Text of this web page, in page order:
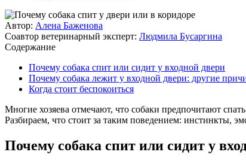
Автор: Алена Баженова
Соавтор ветеринарный эксперт: Людмила Бусаргина
Содержание
Почему собака спит или сидит у входной двери
Почему собака лежит у входной двери: другие
Когда стоит беспокоиться
Многие хозяева отмечают, что собаки предпочитают
Разбираем, что стоит за таким поведением: инстинкты,
Почему собака спит или сидит у